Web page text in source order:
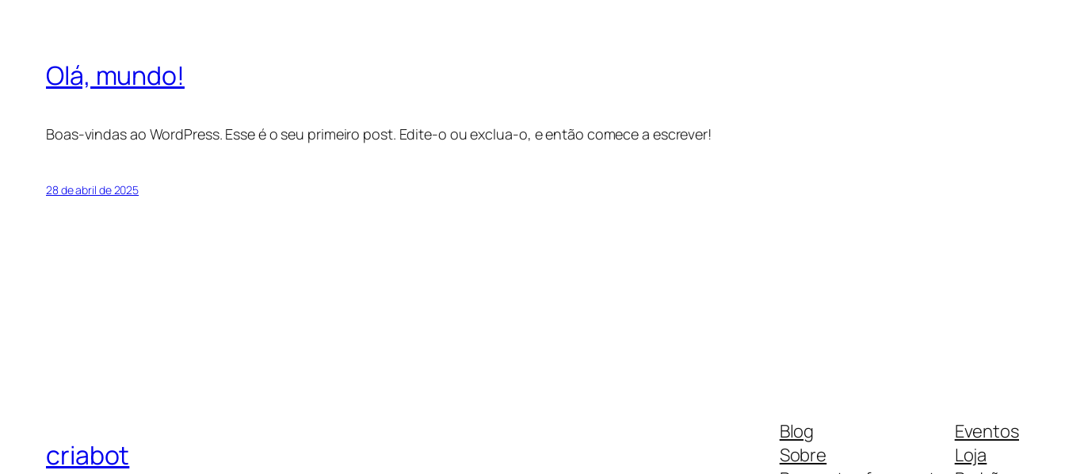
Olá, mundo!
Boas-vindas ao WordPress. Esse é o seu primeiro post. Edite-o ou exclua-o, e então comece a escrever!
28 de abril de 2025
criabot
Blog
Sobre
Eventos
Loja